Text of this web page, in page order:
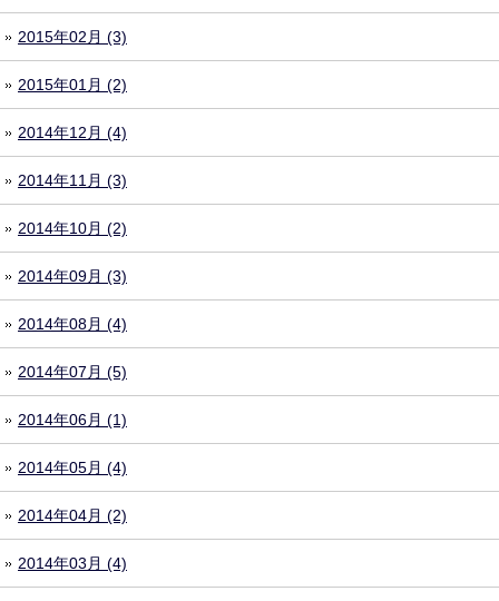
2015年02月 (3)
2015年01月 (2)
2014年12月 (4)
2014年11月 (3)
2014年10月 (2)
2014年09月 (3)
2014年08月 (4)
2014年07月 (5)
2014年06月 (1)
2014年05月 (4)
2014年04月 (2)
2014年03月 (4)